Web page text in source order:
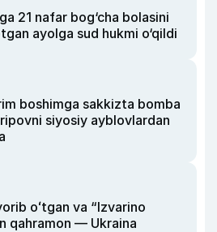
21 nafar bog‘cha bolasini
ayolga sud hukmi o‘qildi
boshimga sakkizta bomba
siyosiy ayblovlardan
oʻtgan va “Izvarino
qahramon — Ukraina